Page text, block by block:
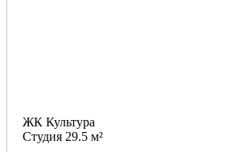
ЖК Культура
Студия 29.5 м²